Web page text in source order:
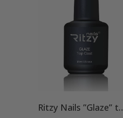
Ritzy Nails